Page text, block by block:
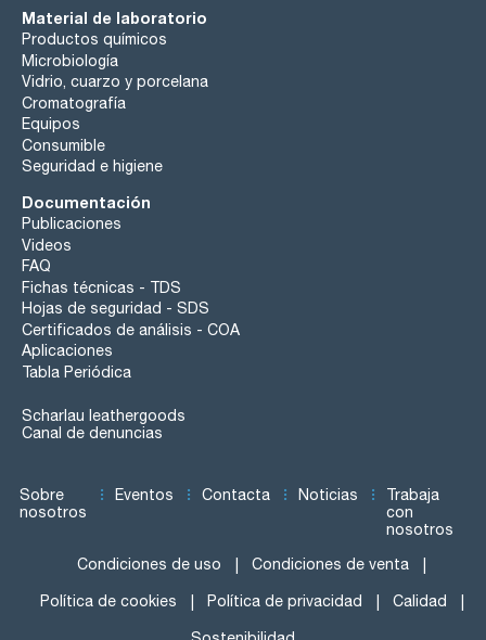
Material de laboratorio
Productos químicos
Microbiología
Vidrio, cuarzo y porcelana
Cromatografía
Equipos
Consumible
Seguridad e higiene
Documentación
Publicaciones
Videos
FAQ
Fichas técnicas - TDS
Hojas de seguridad - SDS
Certificados de análisis - COA
Aplicaciones
Tabla Periódica
Scharlau leathergoods
Canal de denuncias
Sobre
nosotros
Eventos Contacta Noticias
Trabaja
con
nosotros
Condiciones de uso Condiciones de venta
Política de cookies Política de privacidad Calidad